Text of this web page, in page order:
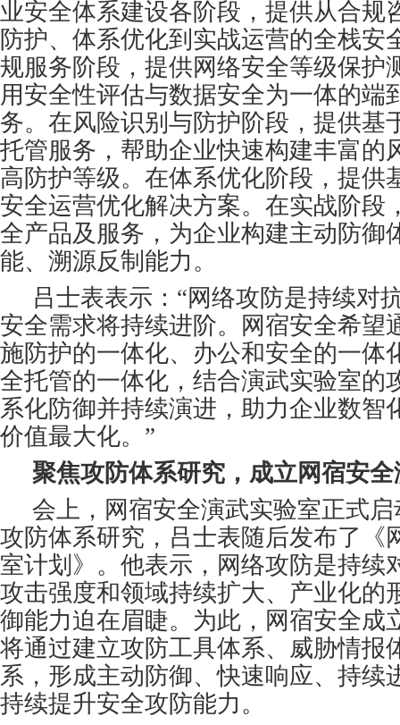
业安全体系建设各阶段，提供从合规
防护、体系优化到实战运营的全栈安
规服务阶段，提供网络安全等级保护
用安全性评估与数据安全为一体的端
务。在风险识别与防护阶段，提供基
托管服务，帮助企业快速构建丰富的
高防护等级。在体系优化阶段，提供
安全运营优化解决方案。在实战阶段
全产品及服务，为企业构建主动防御
能、溯源反制能力。
吕士表表示：“网络攻防是持续对
安全需求将持续进阶。网宿安全希望
施防护的一体化、办公和安全的一体
全托管的一体化，结合演武实验室的
系化防御并持续演进，助力企业数智
价值最大化。”
聚焦攻防体系研究，成立网宿安
会上，网宿安全演武实验室正式
攻防体系研究，吕士表随后发布了《
室计划》。他表示，网络攻防是持续
攻击强度和领域持续扩大、产业化的
御能力迫在眉睫。为此，网宿安全成
将通过建立攻防工具体系、威胁情报
系，形成主动防御、快速响应、持续
持续提升安全攻防能力。